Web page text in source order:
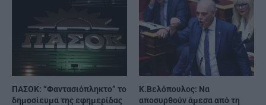
ΠΑΣΟΚ: “Φαντασιόπληκτο” το
δημοσίευμα της εφημερίδας
Κ.Βελόπουλος: Να
αποσυρθούν άμεσα από τη